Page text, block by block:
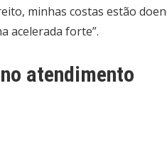
minhas costas estão
acelerada forte”.
atendimento